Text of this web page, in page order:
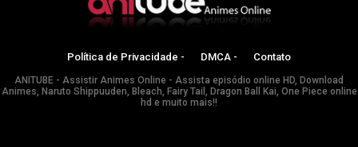
Política de Privacidade - DMCA - Contato
ANITUBE - Assistir Animes Online - Assista episódio online HD, Download
Animes, Naruto Shippuuden, Bleach, Fairy Tail, Dragon Ball Kai, One Piece online
hd e muito mais!!